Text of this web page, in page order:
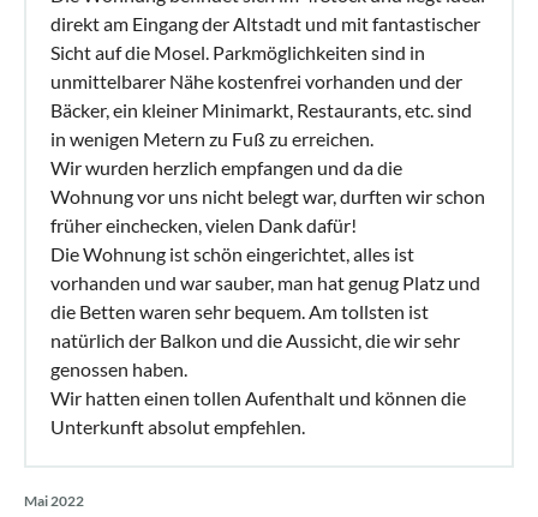
direkt am Eingang der Altstadt und mit fantastischer
Sicht auf die Mosel. Parkmöglichkeiten sind in
unmittelbarer Nähe kostenfrei vorhanden und der
Bäcker, ein kleiner Minimarkt, Restaurants, etc. sind
in wenigen Metern zu Fuß zu erreichen.
Wir wurden herzlich empfangen und da die
Wohnung vor uns nicht belegt war, durften wir schon
früher einchecken, vielen Dank dafür!
Die Wohnung ist schön eingerichtet, alles ist
vorhanden und war sauber, man hat genug Platz und
die Betten waren sehr bequem. Am tollsten ist
natürlich der Balkon und die Aussicht, die wir sehr
genossen haben.
Wir hatten einen tollen Aufenthalt und können die
Unterkunft absolut empfehlen.
Mai 2022